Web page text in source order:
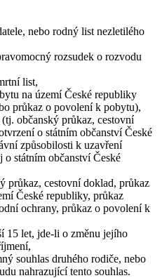
nebo rodný list nezletilého
rozsudek o rozvodu
list,
na území České republiky
průkaz o povolení k pobytu),
občanský průkaz, cestovní
o státním občanství České
způsobilosti k uzavření
státním občanství České
průkaz, cestovní doklad, průkaz
České republiky, průkaz
ochrany, průkaz o povolení k
15 let, jde-li o změnu jejího
souhlas druhého rodiče, nebo
nahrazující tento souhlas.